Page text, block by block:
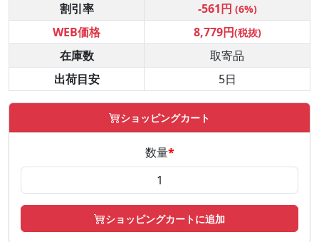
割引率 -561円 (6%)
WEB価格 8,779円(税抜)
在庫数
取寄品
出荷目安
5日
ショッピングカート
数量*
ショッピングカートに追加